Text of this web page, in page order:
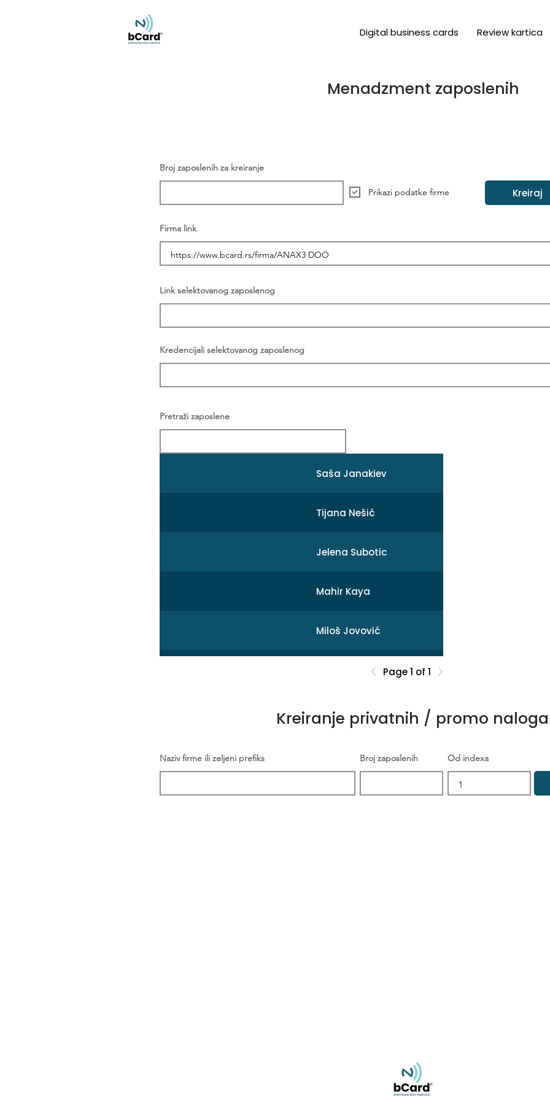
Digital business cards Review kartica
Menadzment zaposlenih
Broj zaposlenih za kreiranje
Prikazi podatke firme Kreiraj
Firma link
Link selektovanog zaposlenog
Kredencijali selektovanog zaposlenog
Pretraži zaposlene
Saša Janakiev
Tijana Nešić
Jelena Subotic
Mahir Kaya
Miloš Jovović
Sonja Broćeta
Page 1 of 1
Kreiranje privatnih / promo naloga
Naziv firme ili zeljeni prefiks Broj zaposlenih Od indexa